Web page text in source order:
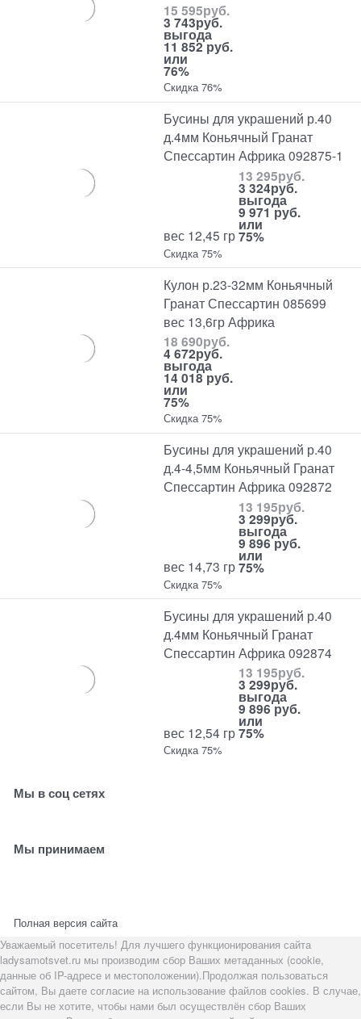
15 595руб.
3 743руб.
выгода
11 852 руб.
или
76%
Скидка 76%
Бусины для украшений р.40
д.4мм Коньячный Гранат
Спессартин Африка 092875-1
вес 12,45 гр
13 295руб.
3 324руб.
выгода
9 971 руб.
или
75%
Скидка 75%
Кулон р.23-32мм Коньячный
Гранат Спессартин 085699
вес 13,6гр Африка
18 690руб.
4 672руб.
выгода
14 018 руб.
или
75%
Скидка 75%
Бусины для украшений р.40
д.4-4,5мм Коньячный Гранат
Спессартин Африка 092872
вес 14,73 гр
13 195руб.
3 299руб.
выгода
9 896 руб.
или
75%
Скидка 75%
Бусины для украшений р.40
д.4мм Коньячный Гранат
Спессартин Африка 092874
вес 12,54 гр
13 195руб.
3 299руб.
выгода
9 896 руб.
или
75%
Скидка 75%
Мы в соц сетях
Мы принимаем
Полная версия сайта
Уважаемый посетитель! Для лучшего функционирования сайта
ladysamotsvet.ru мы производим сбор Ваших метаданных (cookie,
данные об IP-адресе и местоположении).Продолжая пользоваться
сайтом, Вы даете согласие на использование файлов cookies. В случае,
если Вы не хотите, чтобы нами был осуществлён сбор Ваших